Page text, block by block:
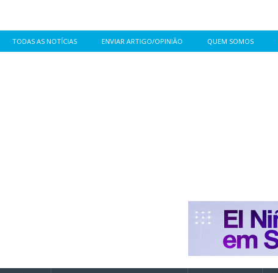
TODAS AS NOTÍCIAS ENVIAR ARTIGO/OPINIÃO QUEM SOMOS